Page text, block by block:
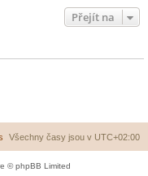
Přejít na
Všechny časy jsou v UTC+02:00
© phpBB Limited